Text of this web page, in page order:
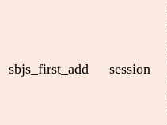
sbjs_first_add session